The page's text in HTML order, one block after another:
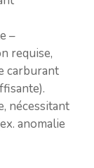
–
requise,
carburant
nécessitant
anomalie